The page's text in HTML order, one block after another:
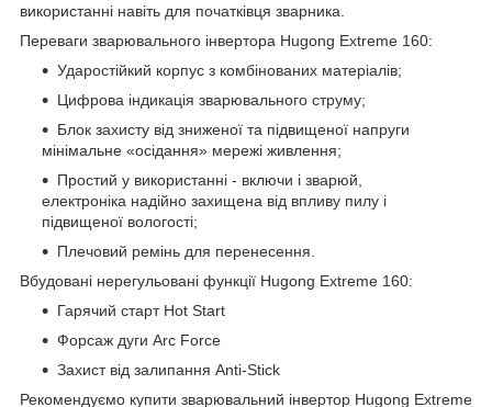
використанні навіть для початківця зварника.
Переваги зварювального інвертора Hugong Extreme 160:
Ударостійкий корпус з комбінованих матеріалів;
Цифрова індикація зварювального струму;
Блок захисту від зниженої та підвищеної напруги
мінімальне «осідання» мережі живлення;
Простий у використанні - включи і зварюй,
електроніка надійно захищена від впливу пилу і
підвищеної вологості;
Плечовий ремінь для перенесення.
Вбудовані нерегульовані функції Hugong Extreme 160:
Гарячий старт Hot Start
Форсаж дуги Arc Force
Захист від залипання Anti-Stick
Рекомендуємо купити зварювальний інвертор Hugong Extreme